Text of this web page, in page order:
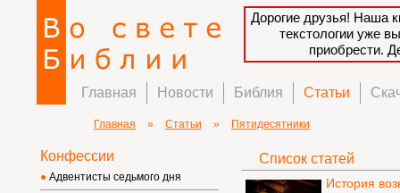
Дорогие друзья! Наша
текстологии уже
приобрести.
Главная Новости Библия Статьи
Главная » Статьи » Пятидесятники
Список статей
История
Конфессии
Адвентисты седьмого дня